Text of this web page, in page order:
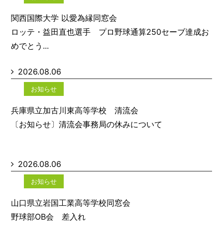
関西国際大学 以愛為縁同窓会
ロッテ・益田直也選手 プロ野球通算250セーブ達成お
めでとう...
2026.08.06
お知らせ
兵庫県立加古川東高等学校 清流会
〔お知らせ〕清流会事務局の休みについて
2026.08.06
お知らせ
山口県立岩国工業高等学校同窓会
野球部OB会 差入れ